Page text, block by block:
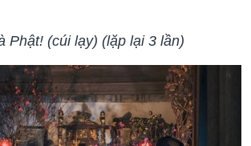
Phật! (cúi lạy) (lặp lại 3 lần)